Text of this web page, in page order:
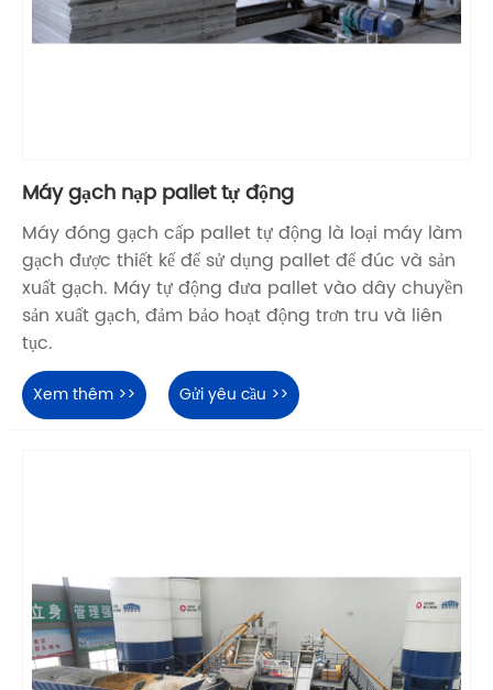
Máy gạch nạp pallet tự động
Máy đóng gạch cấp pallet tự động là loại máy làm
gạch được thiết kế để sử dụng pallet để đúc và sản
xuất gạch. Máy tự động đưa pallet vào dây chuyền
sản xuất gạch, đảm bảo hoạt động trơn tru và liên
tục.
Xem thêm >> Gửi yêu cầu >>